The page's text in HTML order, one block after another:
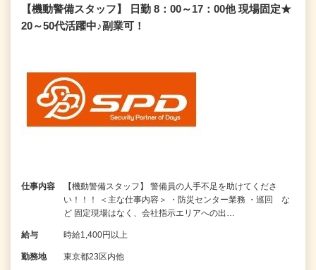
【機動警備スタッフ】 日勤 8：00～17：00他 現場固定★
20～50代活躍中♪副業可！
仕事内容
【機動警備スタッフ】 警備員の人手不足を助けてくださ
い！！！ ＜主な仕事内容＞ ・防災センター業務 ・巡回 な
ど 固定現場はなく、会社指示エリアへの出…
給与 時給1,400円以上
勤務地 東京都23区内他